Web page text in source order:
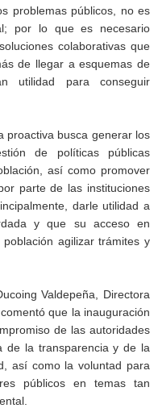
problemas públicos, no es
por lo que es necesario
colaborativas que
de llegar a esquemas de
utilidad para conseguir
proactiva busca generar los
de políticas públicas
así como promover
parte de las instituciones
darle utilidad a
y que su acceso en
agilizar trámites y
Valdepeña, Directora
que la inauguración
de las autoridades
de la transparencia y de la
así como la voluntad para
públicos en temas tan